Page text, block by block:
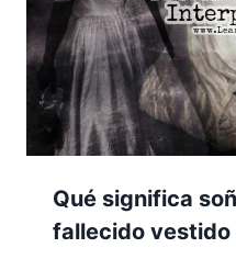
Qué significa
fallecido vestido